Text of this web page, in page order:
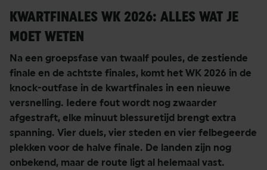
KWARTFINALES WK 2026: ALLES WAT JE
MOET WETEN
Na een groepsfase van twaalf poules, de zestiende
finale en de achtste finales, komt het WK 2026 in de
knock-outfase in de kwartfinales in een nieuwe
versnelling. Iedere fout wordt nog zwaarder
afgestraft, elke minuut blessuretijd brengt extra
spanning. Vier duels, vier steden en vier felbegeerde
plekken voor de halve finale. De landen zijn nog
onbekend, maar de route ligt al helemaal vast.